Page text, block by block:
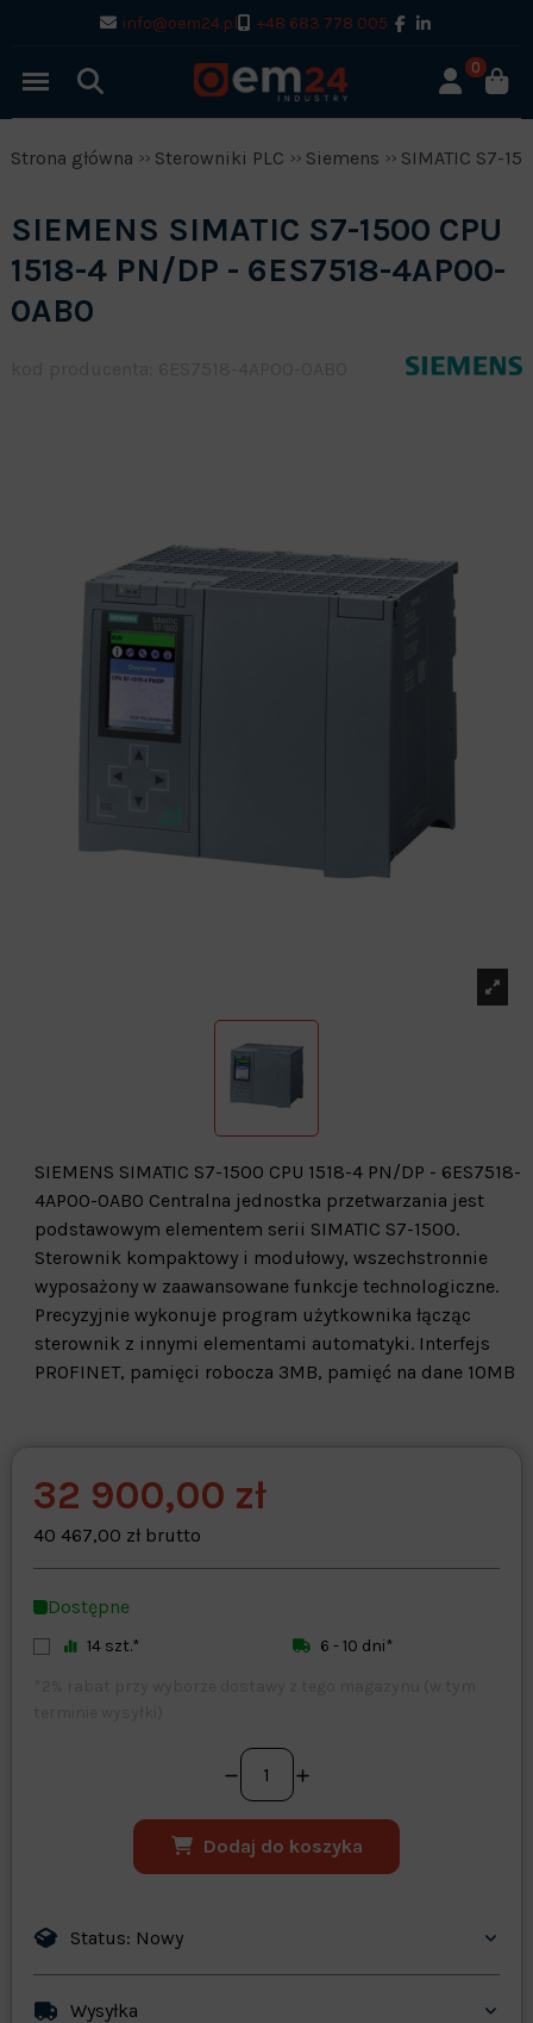
info@oem24.pl +48 683 778 005
0
Strona główna Sterowniki PLC Siemens SIMATIC S7-
SIEMENS SIMATIC S7-1500 CPU
1518-4 PN/DP - 6ES7518-4AP00-
0AB0
SIEMENS SIMATIC S7-1500 CPU 1518-4 PN/DP - 6ES7518-
4AP00-0AB0 Centralna jednostka przetwarzania jest
podstawowym elementem serii SIMATIC S7-1500.
Sterownik kompaktowy i modułowy, wszechstronnie
wyposażony w zaawansowane funkcje technologiczne.
Precyzyjnie wykonuje program użytkownika łącząc
sterownik z innymi elementami automatyki. Interfejs
PROFINET, pamięci robocza 3MB, pamięć na dane 10MB
Warehouse
opcjonalne
32 900,00 zł
40 467,00 zł brutto
Dostępne
14 szt.*
6 - 10 dni*
Dodaj do koszyka
Status: Nowy
Wysyłka